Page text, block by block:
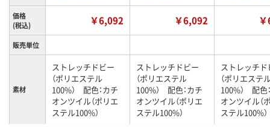
価格
(税込)
￥6,092 ￥6,092
販売単位
素材
ストレッチドビー
（ポリエステル
100%） 配色：カチ
オンツイル（ポリエ
ステル100%）
ストレッチドビー
（ポリエステル
100%） 配色：カチ
オンツイル（ポリエ
ステル100%）
ストレッチド
（ポリエステ
100%） 配色
オンツイル（
ステル100%）